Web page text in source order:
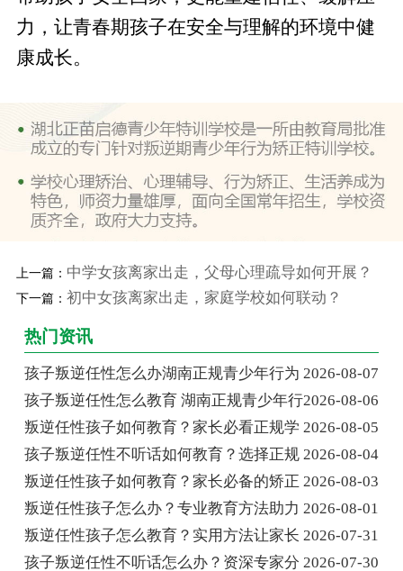
力，让青春期孩子在安全与理解的环境中健
康成长。
上一篇： 中学女孩离家出走，父母心理疏导如何开展？
下一篇： 初中女孩离家出走，家庭学校如何联动？
热门资讯
孩子叛逆任性怎么办湖南正规青少年行为 2026-08-07
孩子叛逆任性怎么教育 湖南正规青少年行2026-08-06
叛逆任性孩子如何教育？家长必看正规学 2026-08-05
孩子叛逆任性不听话如何教育？选择正规 2026-08-04
叛逆任性孩子如何教育？家长必备的矫正 2026-08-03
叛逆任性孩子怎么办？专业教育方法助力 2026-08-01
叛逆任性孩子怎么教育？实用方法让家长 2026-07-31
孩子叛逆任性不听话怎么办？资深专家分 2026-07-30